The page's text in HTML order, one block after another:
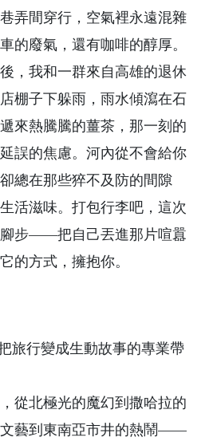
弄間穿行，空氣裡永遠混雜
的廢氣，還有咖啡的醇厚。
，我和一群來自高雄的退休
棚子下躲雨，雨水傾瀉在石
來熱騰騰的薑茶，那一刻的
誤的焦慮。河內從不會給你
總在那些猝不及防的間隙
活滋味。打包行李吧，這次
步——把自己丟進那片喧囂
的方式，擁抱你。
旅行變成生動故事的專業帶
從北極光的魔幻到撒哈拉的
藝到東南亞市井的熱鬧——